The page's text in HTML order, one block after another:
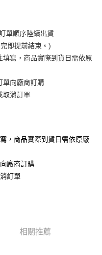
費
費
單順序陸續出貨
即提前結束。)
寫，商品實際到貨日需依原
單向廠商訂購
取消訂單
，商品實際到貨日需依原廠
廠商訂購
訂單
相關推薦